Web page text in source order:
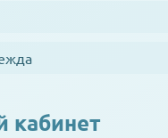
кабинет